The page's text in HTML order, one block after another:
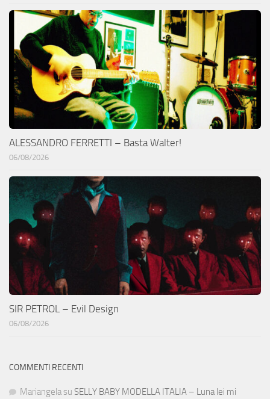
ALESSANDRO FERRETTI – Basta Walter!
06/08/2026
SIR PETROL – Evil Design
06/08/2026
COMMENTI RECENTI
Mariangela su SELLY BABY MODELLA ITALIA – Luna lei mi